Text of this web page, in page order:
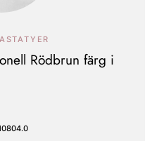
Rödbrun färg i